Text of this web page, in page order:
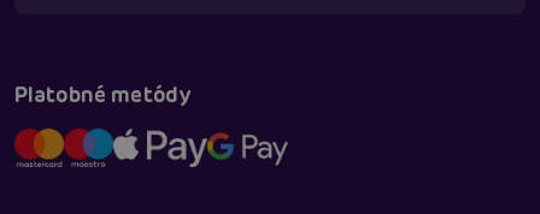
Platobné metódy